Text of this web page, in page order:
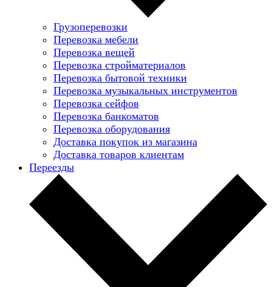
Грузоперевозки
Перевозка мебели
Перевозка вещей
Перевозка стройматериалов
Перевозка бытовой техники
Перевозка музыкальных инструментов
Перевозка сейфов
Перевозка банкоматов
Перевозка оборудования
Доставка покупок из магазина
Доставка товаров клиентам
Переезды